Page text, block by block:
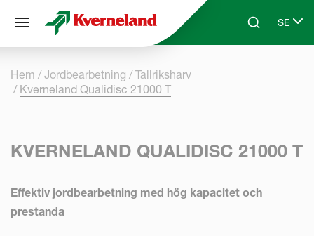
Skip to main contentSearchSE
Select
Hem Jordbearbetning
Tallriksharv
Kverneland Qualidisc 21000 T
KVERNELAND QUALIDISC 21000 T
Effektiv jordbearbetning med hög kapacitet och
prestanda
Cookie- hanteringspanel